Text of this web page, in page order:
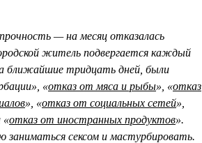
— на месяц отказалась
житель подвергается каждый
ближайшие тридцать дней, были
«отказ от мяса и рыбы», «отказ
», «отказ от социальных сетей»,
«отказ от иностранных продуктов».
сексом и мастурбировать.